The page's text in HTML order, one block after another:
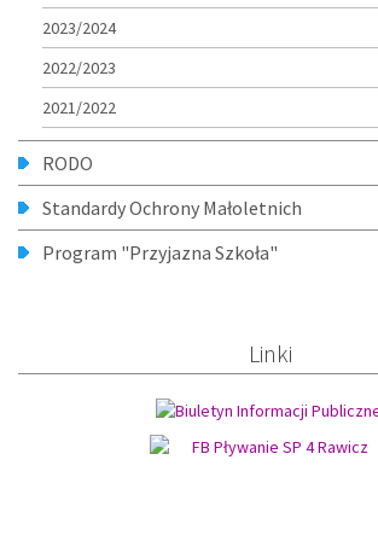
2023/2024
2022/2023
2021/2022
RODO
Standardy Ochrony Małoletnich
Program "Przyjazna Szkoła"
Linki